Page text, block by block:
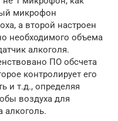
микрофон
а второй настроен
необходимого объема
алкоголя.
ПО обсчета
контролирует его
и т.д., определяя
воздуха для
алкоголь.